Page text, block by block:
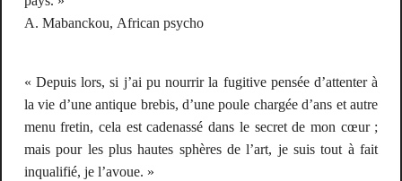
A. Mabanckou, African psycho
« Depuis lors, si j’ai pu nourrir la fugitive pensée d’attenter à
la vie d’une antique brebis, d’une poule chargée d’ans et autre
menu fretin, cela est cadenassé dans le secret de mon cœur ;
mais pour les plus hautes sphères de l’art, je suis tout à fait
inqualifié, je l’avoue. »